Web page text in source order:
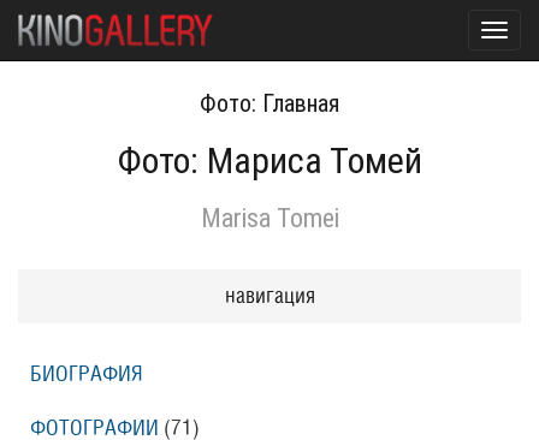
Фото: Главная
Фото: Мариса Томей
Marisa Tomei
навигация
БИОГРАФИЯ
ФОТОГРАФИИ (71 )